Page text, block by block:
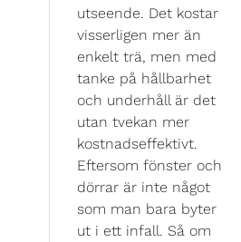
utseende. Det kostar
visserligen mer än
enkelt trä, men med
tanke på hållbarhet
och underhåll är det
utan tvekan mer
kostnadseffektivt.
Eftersom fönster och
dörrar är inte något
som man bara byter
ut i ett infall. Så om